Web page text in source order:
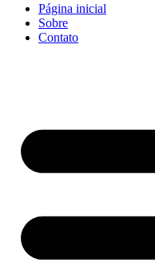
Página inicial
Sobre
Contato